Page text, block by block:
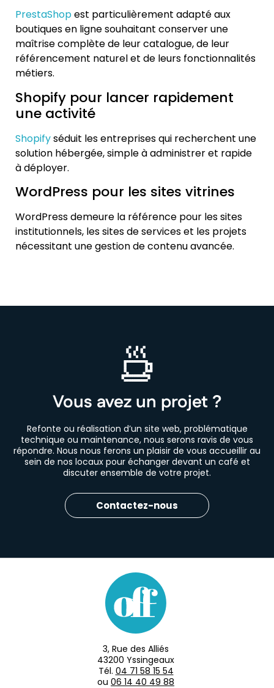
PrestaShopest particulièrement adapté aux
boutiques en ligne souhaitant conserver une
maîtrise complète de leur catalogue, de leur
référencement naturel et de leurs fonctionnalités
métiers.
Shopify pour lancer rapidement
une activité
Shopifyséduit les entreprises qui recherchent une
solution hébergée, simple à administrer et rapide
à déployer.
WordPress pour les sites vitrines
WordPress demeure la référence pour les sites
institutionnels, les sites de services et les projets
nécessitant une gestion de contenu avancée.
Vous avez un projet ?
Refonte ou réalisation d’un site web, problématique
technique ou maintenance, nous serons ravis de vous
répondre. Nous nous ferons un plaisir de vous accueillir au
sein de nos locaux pour échanger devant un café et
discuter ensemble de votre projet.
Contactez-nous
3, Rue des Alliés
43200 Yssingeaux
Tél. 04 71 58 15 54
ou 06 14 40 49 88